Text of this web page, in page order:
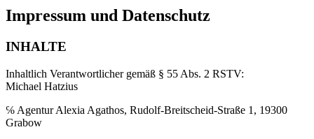
Impressum und Datenschutz
INHALTE
Inhaltlich Verantwortlicher gemäß § 55 Abs. 2 RSTV:
Michael Hatzius
℅ Agentur Alexia Agathos, Rudolf-Breitscheid-Straße 1, 19300
Grabow